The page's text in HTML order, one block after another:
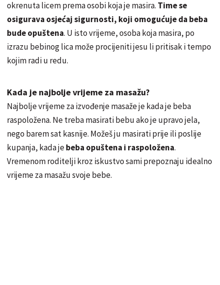
okrenuta licem prema osobi koja je masira. Time se
osigurava osjećaj sigurnosti, koji omogućuje da beba
bude opuštena. U isto vrijeme, osoba koja masira, po
izrazu bebinog lica može procijeniti jesu li pritisak i tempo
kojim radi u redu.
Kada je najbolje vrijeme za masažu?
Najbolje vrijeme za izvođenje masaže je kada je beba
raspoložena. Ne treba masirati bebu ako je upravo jela,
nego barem sat kasnije. Možeš ju masirati prije ili poslije
kupanja, kada jebeba opuštena i raspoložena.
Vremenom roditelji kroz iskustvo sami prepoznaju idealno
vrijeme za masažu svoje bebe.